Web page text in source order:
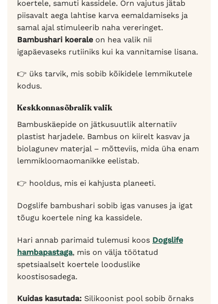
koertele, samuti kassidele. Õrn vajutus jätab
piisavalt aega lahtise karva eemaldamiseks ja
samal ajal stimuleerib naha vereringet.
Bambushari koerale on hea valik nii
igapäevaseks rutiiniks kui ka vannitamise lisana.
👉 üks tarvik, mis sobib kõikidele lemmikutele
kodus.
Keskkonnasõbralik valik
Bambuskäepide on jätkusuutlik alternatiiv
plastist harjadele. Bambus on kiirelt kasvav ja
biolagunev materjal – mõtteviis, mida üha enam
lemmikloomaomanikke eelistab.
👉 hooldus, mis ei kahjusta planeeti.
Dogslife bambushari sobib igas vanuses ja igat
tõugu koertele ning ka kassidele.
Hari annab parimaid tulemusi koos Dogslife
hambapastaga, mis on välja töötatud
spetsiaalselt koertele looduslike
koostisosadega.
Kuidas kasutada: Silikoonist pool sobib õrnaks